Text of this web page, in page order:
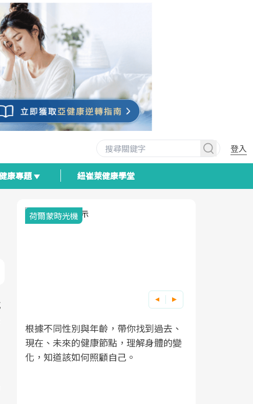
登入
康專題 紐崔萊健康學堂
2025健檢服務大調查
因應超高齡社會來臨，良醫健康網推動
「2025年健檢服務大調查」，以倡議健
康促進為目的，深耕健康篩檢之於台灣